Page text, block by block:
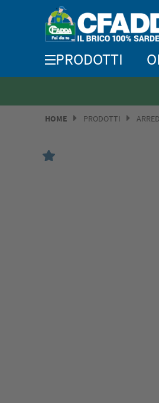
PRODOTTI
HOME PRODOTTI